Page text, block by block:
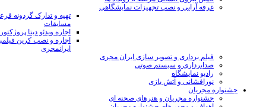
غرفه آرایی و نصب تجهیزات نمایشگاهی
تهیه و تدارک گردونه
مسابقات
اجاره ویدئو دیتا
اجاره و نصب کرین
ایرانمجری
فیلم برداری و تصویر سازی ایران مجری
صدابرداری و سیستم صوتی
رادیو نمایشگاه
نورافشانی و آتش بازی
جشنواره مجریان
جشنواره مجریان و هنرهای صحنه ای